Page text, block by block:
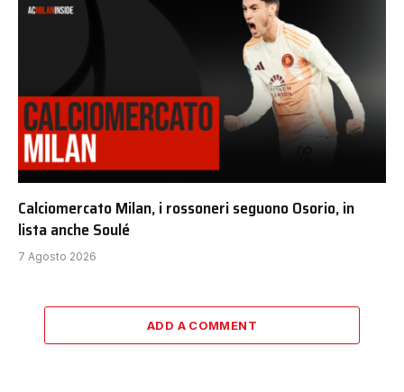
Calciomercato Milan, i rossoneri seguono Osorio, in
lista anche Soulé
7 Agosto 2026
ADD A COMMENT